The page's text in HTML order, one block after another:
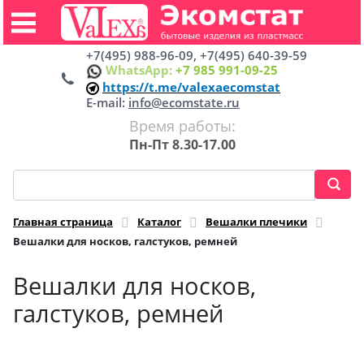
+7(495) 988-96-09, +7(495) 640-39-59
WhatsApp: +7 985 991-09-25
https://t.me/valexaecomstat
E-mail: info@ecomstate.ru
Время работы:
Пн-Пт 8.30-17.00
Главная страница Каталог
Вешалки плечики
Вешалки для носков, галстуков, ремней
Вешалки для носков,
галстуков, ремней